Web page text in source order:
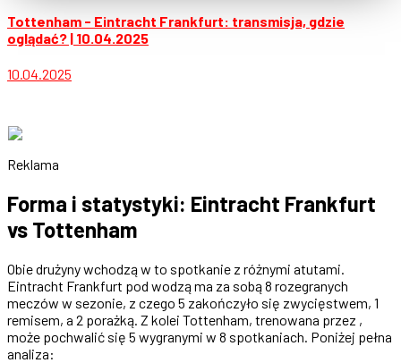
Tottenham - Eintracht Frankfurt: transmisja, gdzie
oglądać? | 10.04.2025
10.04.2025
Reklama
Forma i statystyki: Eintracht Frankfurt
vs Tottenham
Obie drużyny wchodzą w to spotkanie z różnymi atutami.
Eintracht Frankfurt pod wodzą ma za sobą 8 rozegranych
meczów w sezonie, z czego 5 zakończyło się zwycięstwem, 1
remisem, a 2 porażką. Z kolei Tottenham, trenowana przez ,
może pochwalić się 5 wygranymi w 8 spotkaniach. Poniżej pełna
analiza: